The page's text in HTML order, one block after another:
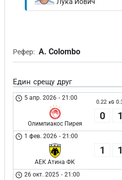
Рефер: A. Colombo
Един срещу друг
5 апр. 2026 - 21:00
Олимпиакос Пирея
0.22 xG
0 1
1 фев. 2026 - 21:00
АЕК Атина ФК
1 1
26 окт. 2025 - 21:00